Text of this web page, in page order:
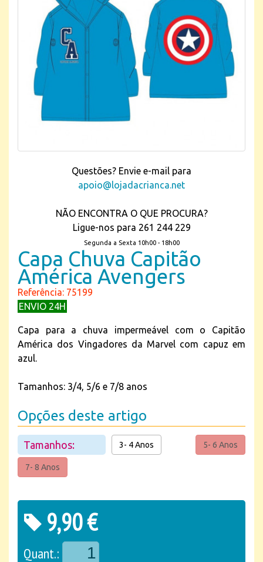
Questões? Envie e-mail para
apoio@lojadacrianca.net
NÃO ENCONTRA O QUE PROCURA?
Ligue-nos para 261 244 229
Segunda a Sexta 10h00 - 18h00
Capa Chuva Capitão
América Avengers
Referência: 75199
ENVIO 24H
Capa para a chuva impermeável com o Capitão
América dos Vingadores da Marvel com capuz em
azul.
Tamanhos: 3/4, 5/6 e 7/8 anos
Opções deste artigo
Tamanhos: 3- 4 Anos 5- 6 Anos
7- 8 Anos
9,90 €
Quant.: